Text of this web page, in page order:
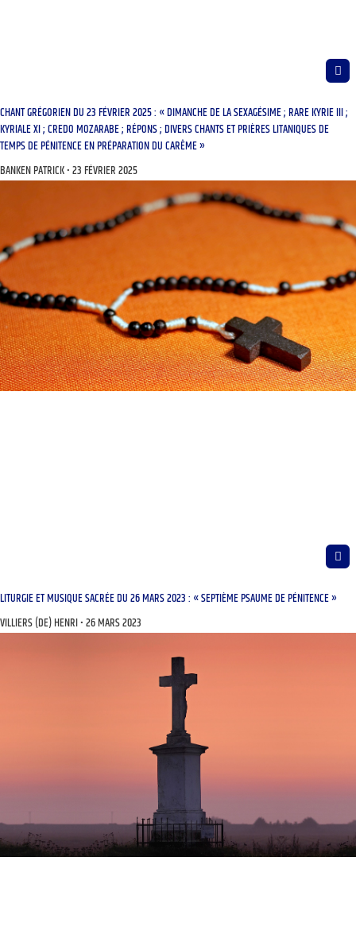
CHANT GRÉGORIEN DU 23 FÉVRIER 2025 : « DIMANCHE DE LA SEXAGÉSIME ; RARE KYRIE III ;
KYRIALE XI ; CREDO MOZARABE ; RÉPONS ; DIVERS CHANTS ET PRIÈRES LITANIQUES DE
TEMPS DE PÉNITENCE EN PRÉPARATION DU CARÊME »
BANKEN PATRICK 23 FÉVRIER 2025
LITURGIE ET MUSIQUE SACRÉE DU 26 MARS 2023 : « SEPTIÈME PSAUME DE PÉNITENCE »
VILLIERS (DE) HENRI 26 MARS 2023